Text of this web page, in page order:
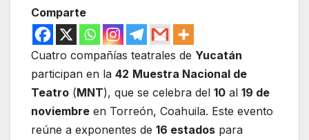
Comparte
Cuatro compañías teatrales de Yucatán
participan en la 42 Muestra Nacional de
Teatro (MNT), que se celebra del 10 al 19 de
noviembre en Torreón, Coahuila. Este evento
reúne a exponentes de 16 estados para